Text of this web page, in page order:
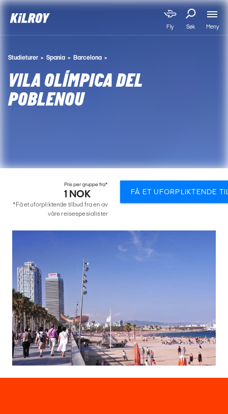
Fly Søk Meny
Studieturer Spania Barcelona
VILA OLÍMPICA DEL
POBLENOU
Pris per gruppe fra*
1 NOK
*Få et uforpliktende tilbud fra en av
våre reisespesialister
FÅ ET UFORPLIKTENDE